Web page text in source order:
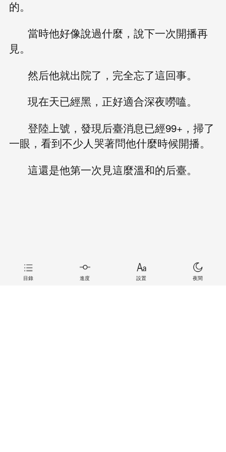
的。
當時他好像說過什麼，說下一次開播再
見。
然后他就出院了，完全忘了這回事。
現在天已經黑，正好適合深夜嘮嗑。
登陸上號，發現后臺消息已經99+，掃了
一眼，看到不少人哭著問他什麼時候開播。
這還是他第一次見這麼溫和的后臺。
目錄 進度 設置 夜間